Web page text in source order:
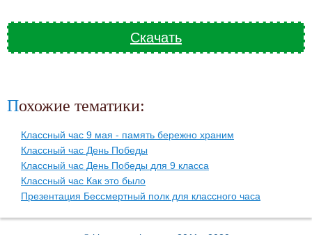
Скачать
Похожие тематики:
Классный час 9 мая - память бережно храним
Классный час День Победы
Классный час День Победы для 9 класса
Классный час Как это было
Презентация Бессмертный полк для классного часа